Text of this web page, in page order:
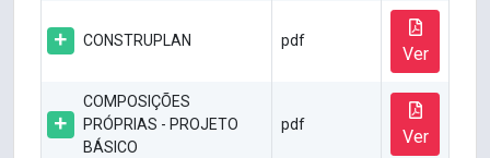
CONSTRUPLAN pdf
Ver
COMPOSIÇÕES
PRÓPRIAS - PROJETO
BÁSICO
pdf
Ver